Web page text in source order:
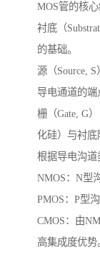
MOS管的核
衬底（
的基础。
源（Source,
导电通道的端
栅（Gate, G
化硅）与衬底
根据导电沟道
NMOS：N型
PMOS：P型
CMOS：由
高集成度优势